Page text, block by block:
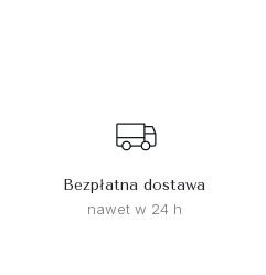
Bezpłatna dostawa
nawet w 24 h